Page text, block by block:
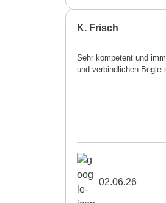
K. Frisch
Sehr kompetent und
und verbindlichen
02.06.26